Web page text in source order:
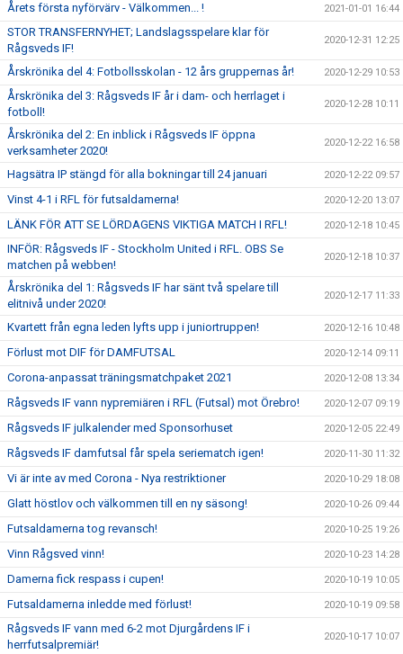
Årets första nyförvärv - Välkommen... ! 2021-01-01 16:44
STOR TRANSFERNYHET; Landslagsspelare klar för
Rågsveds IF!
2020-12-31 12:25
Årskrönika del 4: Fotbollsskolan - 12 års gruppernas år! 2020-12-29 10:53
Årskrönika del 3: Rågsveds IF år i dam- och herrlaget i
fotboll!
2020-12-28 10:11
Årskrönika del 2: En inblick i Rågsveds IF öppna
verksamheter 2020!
2020-12-22 16:58
Hagsätra IP stängd för alla bokningar till 24 januari 2020-12-22 09:57
Vinst 4-1 i RFL för futsaldamerna! 2020-12-20 13:07
LÄNK FÖR ATT SE LÖRDAGENS VIKTIGA MATCH I RFL! 2020-12-18 10:45
INFÖR: Rågsveds IF - Stockholm United i RFL. OBS Se
matchen på webben!
2020-12-18 10:37
Årskrönika del 1: Rågsveds IF har sänt två spelare till
elitnivå under 2020!
2020-12-17 11:33
Kvartett från egna leden lyfts upp i juniortruppen! 2020-12-16 10:48
Förlust mot DIF för DAMFUTSAL 2020-12-14 09:11
Corona-anpassat träningsmatchpaket 2021 2020-12-08 13:34
Rågsveds IF vann nypremiären i RFL (Futsal) mot Örebro! 2020-12-07 09:19
Rågsveds IF julkalender med Sponsorhuset 2020-12-05 22:49
Rågsveds IF damfutsal får spela seriematch igen! 2020-11-30 11:32
Vi är inte av med Corona - Nya restriktioner 2020-10-29 18:08
Glatt höstlov och välkommen till en ny säsong! 2020-10-26 09:44
Futsaldamerna tog revansch! 2020-10-25 19:26
Vinn Rågsved vinn! 2020-10-23 14:28
Damerna fick respass i cupen! 2020-10-19 10:05
Futsaldamerna inledde med förlust! 2020-10-19 09:58
Rågsveds IF vann med 6-2 mot Djurgårdens IF i
herrfutsalpremiär!
2020-10-17 10:07